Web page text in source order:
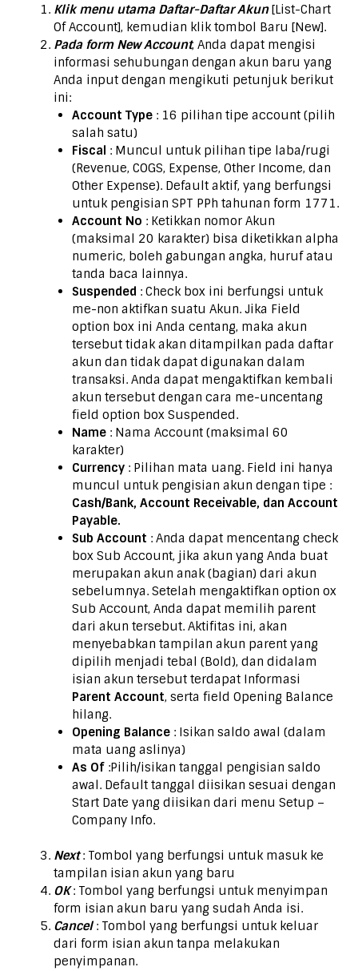
Klik menu utama Daftar-Daftar Akun[List-Chart
Of Account], kemudian klik tombol Baru [New].
Pada form New Account, Anda dapat mengisi
informasi sehubungan dengan akun baru yang
Anda input dengan mengikuti petunjuk berikut
ini:
Account Type : 16 pilihan tipe account (pilih
salah satu)
Fiscal : Muncul untuk pilihan tipe laba/rugi
(Revenue, COGS, Expense, Other Income, dan
Other Expense). Default aktif, yang berfungsi
untuk pengisian SPT PPh tahunan form 1771.
Account No : Ketikkan nomor Akun
(maksimal 20 karakter) bisa diketikkan alpha
numeric, boleh gabungan angka, huruf atau
tanda baca lainnya.
Suspended : Check box ini berfungsi untuk
me-non aktifkan suatu Akun. Jika Field
option box ini Anda centang, maka akun
tersebut tidak akan ditampilkan pada daftar
akun dan tidak dapat digunakan dalam
transaksi. Anda dapat mengaktifkan kembali
akun tersebut dengan cara me-uncentang
field option box Suspended.
Name : Nama Account (maksimal 60
karakter)
Currency : Pilihan mata uang. Field ini hanya
muncul untuk pengisian akun dengan tipe :
Cash/Bank, Account Receivable, dan Account
Payable.
Sub Account : Anda dapat mencentang check
box Sub Account, jika akun yang Anda buat
merupakan akun anak (bagian) dari akun
sebelumnya. Setelah mengaktifkan option ox
Sub Account, Anda dapat memilih parent
dari akun tersebut. Aktifitas ini, akan
menyebabkan tampilan akun parent yang
dipilih menjadi tebal (Bold), dan didalam
isian akun tersebut terdapat Informasi
Parent Account, serta field Opening Balance
hilang.
Opening Balance : Isikan saldo awal (dalam
mata uang aslinya)
As Of :Pilih/isikan tanggal pengisian saldo
awal. Default tanggal diisikan sesuai dengan
Start Date yang diisikan dari menu Setup –
Company Info.
Next : Tombol yang berfungsi untuk masuk ke
tampilan isian akun yang baru
OK : Tombol yang berfungsi untuk menyimpan
form isian akun baru yang sudah Anda isi.
Cancel : Tombol yang berfungsi untuk keluar
dari form isian akun tanpa melakukan
penyimpanan.